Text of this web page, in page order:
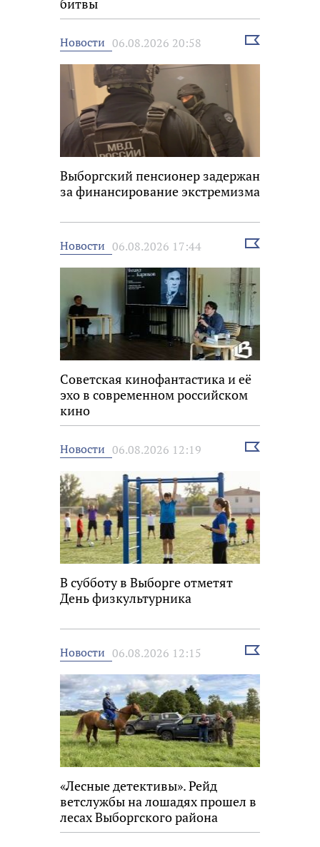
битвы
Новости 06.08.2026 20:58
Выбрать
Выборгский пенсионер задержан
за финансирование экстремизма
Новости 06.08.2026 17:44
Выбрать
Советская кинофантастика и её
эхо в современном российском
кино
Новости 06.08.2026 12:19
Выбрать
В субботу в Выборге отметят
День физкультурника
Новости 06.08.2026 12:15
Выбрать
«Лесные детективы». Рейд
ветслужбы на лошадях прошел в
лесах Выборгского района